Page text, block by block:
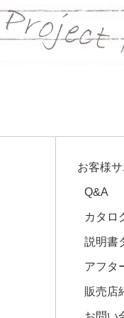
お客様サ
Q&A
カタロ
説明書
アフタ
販売店